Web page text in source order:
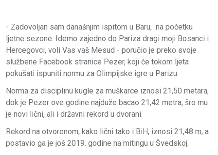
- Zadovoljan sam današnjim ispitom u Baru, na početku
ljetne sezone. Idemo zajedno do Pariza dragi moji Bosanci i
Hercegovci, voli Vas vaš Mesud - poručio je preko svoje
službene Facebook stranice Pezer, koji će tokom ljeta
pokušati ispuniti normu za Olimpijske igre u Parizu.
Norma za disciplinu kugle za muškarce iznosi 21,50 metara,
dok je Pezer ove godine najduže bacao 21,42 metra, šro mu
je novi lični, ali i državni rekord u dvorani.
Rekord na otvorenom, kako lični tako i BiH, iznosi 21,48 m, a
postavio ga je još 2019. godine na mitingu u Švedskoj.